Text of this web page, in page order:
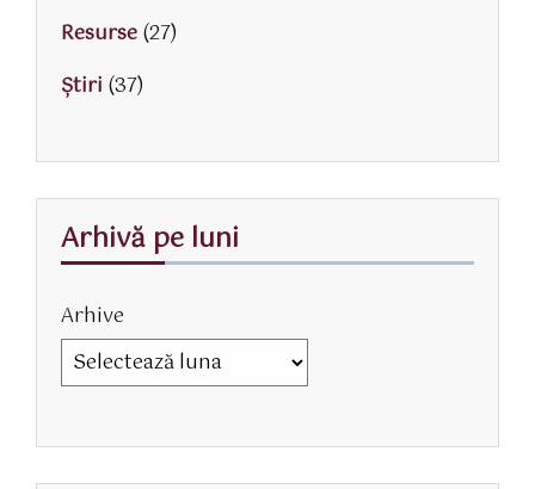
Resurse(27)
Știri (37)
Arhivă pe luni
Arhive